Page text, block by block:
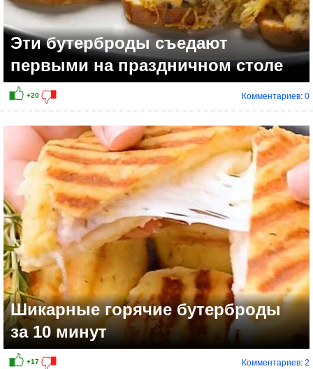
+3
Эти бутерброды съедают
первыми на праздничном столе
Комментариев: 0
Шикарные горячие бутерброды
за 10 минут
Комментариев: 2